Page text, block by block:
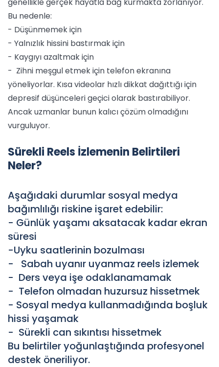
Bu nedenle:
- Düşünmemek için
- Yalnızlık hissini bastırmak için
- Kaygıyı azaltmak için
- Zihni meşgul etmek için telefon ekranına
yöneliyorlar. Kısa videolar hızlı dikkat dağıttığı için
depresif düşünceleri geçici olarak bastırabiliyor.
Ancak uzmanlar bunun kalıcı çözüm olmadığını
vurguluyor.
Sürekli Reels İzlemenin Belirtileri
Neler?
Aşağıdaki durumlar sosyal medya
bağımlılığı riskine işaret edebilir:
- Günlük yaşamı aksatacak kadar ekran
süresi
-Uyku saatlerinin bozulması
- Sabah uyanır uyanmaz reels izlemek
- Ders veya işe odaklanamamak
- Telefon olmadan huzursuz hissetmek
- Sosyal medya kullanmadığında boşluk
hissi yaşamak
- Sürekli can sıkıntısı hissetmek
Bu belirtiler yoğunlaştığında profesyonel
destek öneriliyor.